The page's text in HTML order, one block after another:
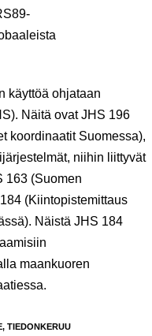
käyttöä ohjataan
Näitä ovat JHS 196
koordinaatit Suomessa),
niihin liittyvät
163 (Suomen
(Kiintopistemittaus
Näistä JHS 184
maankuoren
, TIEDONKERUU